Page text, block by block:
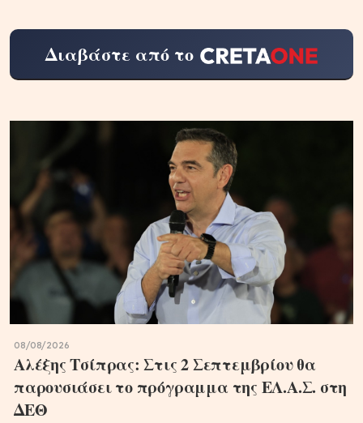
Διαβάστε από το
08/08/2026
Αλέξης Τσίπρας: Στις 2 Σεπτεμβρίου θα
παρουσιάσει το πρόγραμμα της ΕΛ.Α.Σ. στη
ΔΕΘ